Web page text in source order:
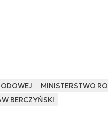
MINISTERSTWO
BERCZYŃSKI